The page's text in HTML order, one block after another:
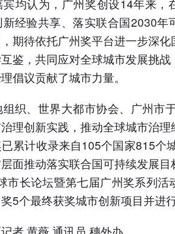
经验共享、落实联合国2030年
期待依托广州奖平台进一步深
鉴，共同应对全球城市发展挑
倡议贡献了城市力量。
织、世界大都市协会、广州市
理创新实践，推动全球城市治
累计收录来自105个国家815个
面推动落实联合国可持续发展
市长论坛暨第七届广州奖系列活
5个最终获奖城市创新项目并进行
者 黄薇 通讯员 穗外办